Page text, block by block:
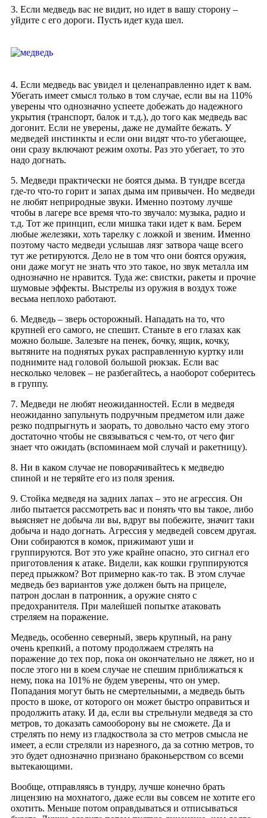
3. Если медведь вас не видит, но идет в вашу сторону –
уйдите с его дороги. Пусть идет куда шел.
4. Если медведь вас увидел и целенаправленно идет к вам.
Убегать имеет смысл только в том случае, если вы на 110%
уверены что однозначно успеете добежать до надежного
укрытия (транспорт, балок и т.д.), до того как медведь вас
догонит. Если не уверены, даже не думайте бежать. У
медведей инстинкты и если они видят что-то убегающее,
они сразу включают режим охоты. Раз это убегает, то это
надо догнать.
5. Медведи практически не боятся дыма. В тундре всегда
где-то что-то горит и запах дыма им привычен. Но медведи
не любят неприродные звуки. Именно поэтому лучше
чтобы в лагере все время что-то звучало: музыка, радио и
т.д. Тот же принцип, если мишка таки идет к вам. Берем
любые железяки, хоть тарелку с ложкой и звеним. Именно
поэтому часто медведи услышав лязг затвора чаще всего
тут же ретируются. Дело не в том что они боятся оружия,
они даже могут не знать что это такое, но звук металла им
однозначно не нравится. Туда же: свистки, ракеты и прочие
шумовые эффекты. Выстрелы из оружия в воздух тоже
весьма неплохо работают.
6. Медведь – зверь осторожный. Нападать на то, что
крупней его самого, не спешит. Станьте в его глазах как
можно больше. Залезьте на пенек, бочку, ящик, кочку,
вытяните на поднятых руках расправленную куртку или
поднимите над головой большой рюкзак. Если вас
несколько человек – не разбегайтесь, а наоборот соберитесь
в группу.
7. Медведи не любят неожиданностей. Если в медведя
неожиданно запульнуть подручным предметом или даже
резко подпрыгнуть и заорать, то довольно часто ему этого
достаточно чтобы не связываться с чем-то, от чего фиг
знает что ожидать (вспоминаем мой случай и ракетницу).
8. Ни в каком случае не поворачивайтесь к медведю
спиной и не теряйте его из поля зрения.
9. Стойка медведя на задних лапах – это не агрессия. Он
либо пытается рассмотреть вас и понять что вы такое, либо
выясняет не добыча ли вы, вдруг вы побежите, значит таки
добыча и надо догнать. Агрессия у медведей совсем другая.
Они собираются в комок, прижимают уши и
группируются. Вот это уже крайне опасно, это сигнал его
приготовления к атаке. Видели, как кошки группируются
перед прыжком? Вот примерно как-то так. В этом случае
медведь без вариантов уже должен быть на прицеле,
патрон дослан в патронник, а оружие снято с
предохранителя. При малейшей попытке атаковать
стреляем на поражение.
Медведь, особенно северный, зверь крупный, на рану
очень крепкий, а потому продолжаем стрелять на
поражение до тех пор, пока он окончательно не ляжет, но и
после этого ни в коем случае не спешим приближаться к
нему, пока на 101% не будем уверены, что он умер.
Попадания могут быть не смертельными, а медведь быть
просто в шоке, от которого он может быстро оправиться и
продолжить атаку. И да, если вы стрельнули медведя за сто
метров, то доказать самооборону вы не сможете. Да и
стрелять по нему из гладкоствола за сто метров смысла не
имеет, а если стреляли из нарезного, да за сотню метров, то
это будет однозначно признано браконьерством со всеми
вытекающими.
Вообще, отправляясь в тундру, лучше конечно брать
лицензию на мохнатого, даже если вы совсем не хотите его
охотить. Меньше потом оправдываться и отписываться